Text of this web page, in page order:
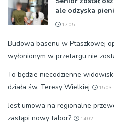
ale odzyska
17:05
Budowa basenu w Ptaszkowej
wyłonionym w przetargu nie
To będzie niecodzienne
działa św. Teresy Wielkiej
15:03
Jest umowa na regionalne
zastąpi nowy tabor?
14:02